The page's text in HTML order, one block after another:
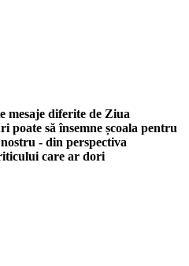
mesaje diferite de Ziua
poate să însemne școala pentru
- din perspectiva
care ar dori